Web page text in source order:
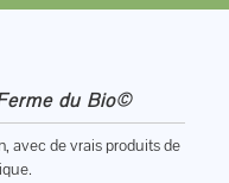
du Bio©
avec de vrais produits de